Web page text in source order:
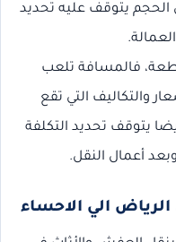
الحجم يتوقف عليه تحديد
فالمسافة تلعب
والتكاليف التي تقع
يتوقف تحديد التكلفة
أعمال النقل.
الي الاحساء